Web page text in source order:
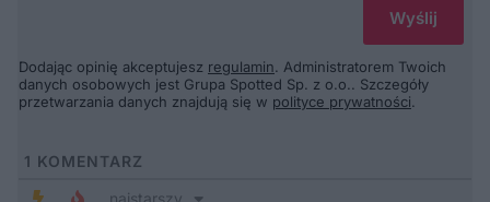
Dodając opinię akceptujesz regulamin. Administratorem Twoich
danych osobowych jest Grupa Spotted Sp. z o.o.. Szczegóły
przetwarzania danych znajdują się w polityce prywatności.
1 KOMENTARZ
najstarszy